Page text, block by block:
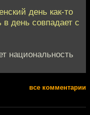
день как-то
в день совпадает с
национальность
все комментарии